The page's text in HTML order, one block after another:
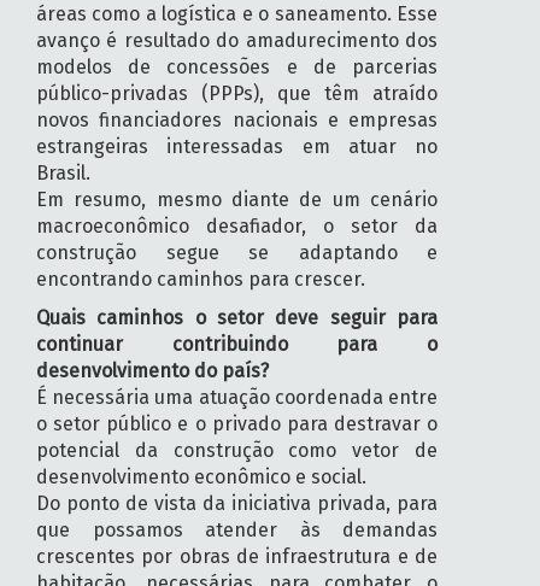
áreas como a logística e o saneamento. Esse
avanço é resultado do amadurecimento dos
modelos de concessões e de parcerias
público-privadas (PPPs), que têm atraído
novos financiadores nacionais e empresas
estrangeiras interessadas em atuar no
Brasil.
Em resumo, mesmo diante de um cenário
macroeconômico desafiador, o setor da
construção segue se adaptando e
encontrando caminhos para crescer.
Quais caminhos o setor deve seguir para
continuar contribuindo para o
desenvolvimento do país?
É necessária uma atuação coordenada entre
o setor público e o privado para destravar o
potencial da construção como vetor de
desenvolvimento econômico e social.
Do ponto de vista da iniciativa privada, para
que possamos atender às demandas
crescentes por obras de infraestrutura e de